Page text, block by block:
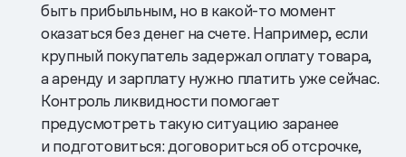
быть прибыльным, но в какой-то момент
оказаться без денег на счете. Например, если
крупный покупатель задержал оплату товара,
а аренду и зарплату нужно платить уже сейчас.
Контроль ликвидности помогает
предусмотреть такую ситуацию заранее
и подготовиться: договориться об отсрочке,